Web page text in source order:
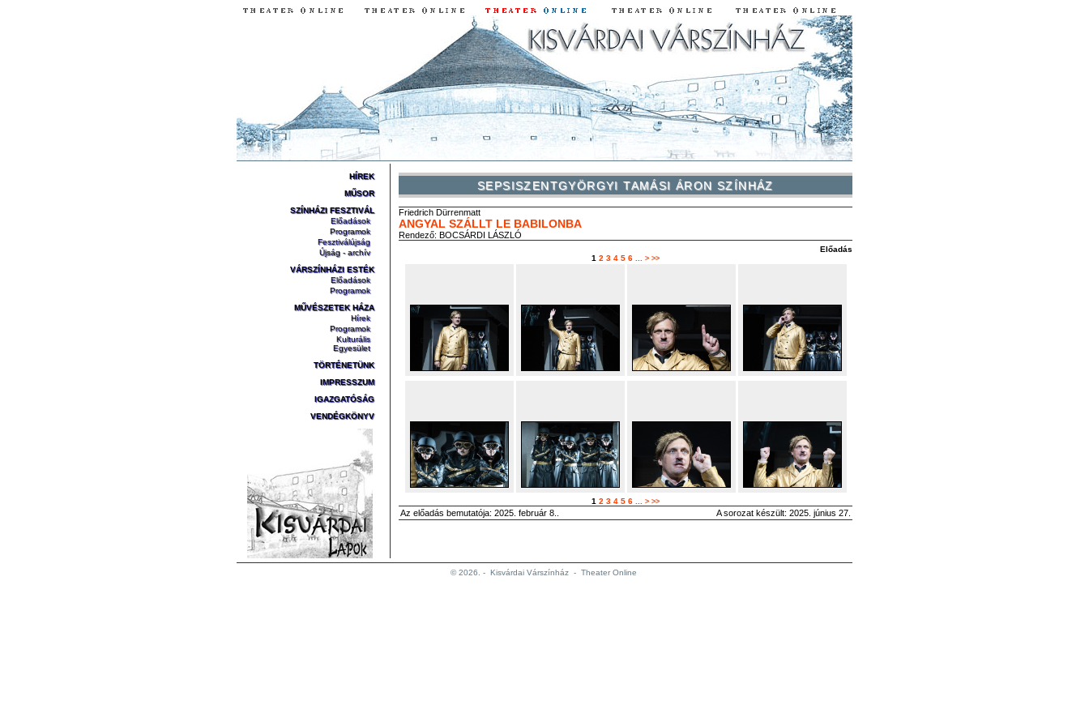
HÍREK
MŰSOR
SZÍNHÁZI FESZTIVÁL
Előadások
Programok
Fesztiválújság
Újság - archív
VÁRSZÍNHÁZI ESTÉK
Előadások
Programok
MŰVÉSZETEK HÁZA
Hírek
Programok
Kulturális
Egyesület
TÖRTÉNETÜNK
IMPRESSZUM
IGAZGATÓSÁG
VENDÉGKÖNYV
SEPSISZENTGYÖRGYI TAMÁSI ÁRON SZÍNHÁZ
Friedrich Dürrenmatt
ANGYAL SZÁLLT LE BABILONBA
Rendező: BOCSÁRDI LÁSZLÓ
Előadás
1 2 3 4 5 6 > >>
1 2 3 4 5 6 > >>
Az előadás bemutatója: 2025. február 8.. A sorozat készült: 2025. június 27.
© 2026. - Kisvárdai Várszínház - Theater Online